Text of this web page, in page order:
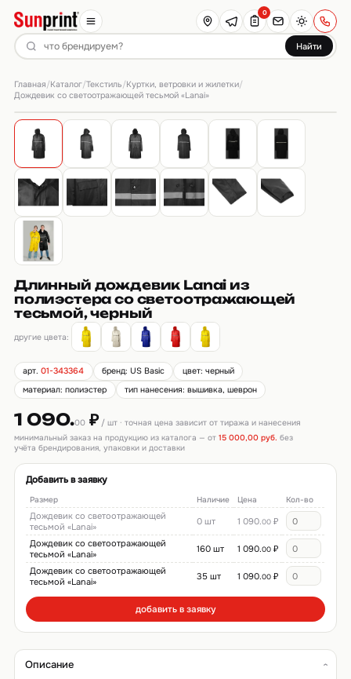
Найти
0
Главная/Каталог/Текстиль/Куртки, ветровки и жилетки/
Дождевик со светоотражающей тесьмой «Lanai»
Длинный дождевик Lanai из
полиэстера со светоотражающей
тесьмой, черный
другие цвета:
арт.01-343364 бренд: US Basic
цвет: черный
материал: полиэстер
тип нанесения: вышивка, шеврон
1 090.00₽/ шт · точная цена зависит от тиража и нанесения
минимальный заказ на продукцию из каталога — от 15 000,00 руб. без
учёта брендирования, упаковки и доставки
Добавить в заявку
Размер Наличие Цена Кол-во
Дождевик со светоотражающей
тесьмой «Lanai»
0 шт 1 090.00₽
Дождевик со светоотражающей
тесьмой «Lanai»
160 шт 1 090.00₽
Дождевик со светоотражающей
тесьмой «Lanai»
35 шт 1 090.00₽
добавить в заявку
Описание